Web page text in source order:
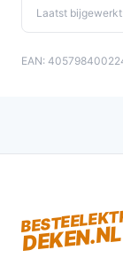
Laatst
EAN:
DEKEN.NL